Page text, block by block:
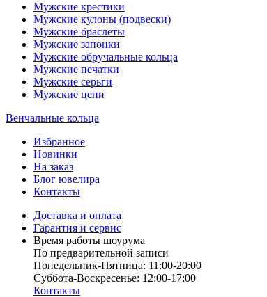
Мужские крестики
Мужские кулоны (подвески)
Мужские браслеты
Мужские запонки
Мужские обручальные кольца
Мужские печатки
Мужские серьги
Мужские цепи
Венчальные кольца
Избранное
Новинки
На заказ
Блог ювелира
Контакты
Доставка и оплата
Гарантия и сервис
Время работы шоурума
По предварительной записи
Понедельник-Пятница: 11:00-20:00
Суббота-Bоcкресенье: 12:00-17:00
Контакты